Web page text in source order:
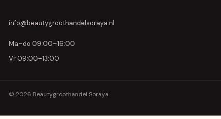
info@beautygroothandelsoraya.nl
Ma–do 09:00–16:00
Vr 09:00–13:00
© 2026 Beautygroothandel Soraya